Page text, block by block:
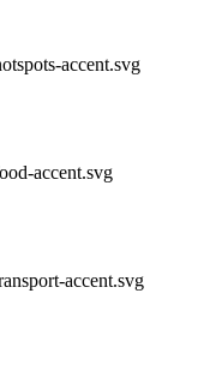
accent.svg
accent.svg
accent.svg